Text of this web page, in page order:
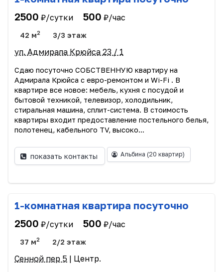
2500 ₽/сутки 500 ₽/час
42 м2 3/3 этаж
ул. Адмирала Крюйса 23 / 1
Сдаю посуточно СОБСТВЕННУЮ квартиру на
Адмирала Крюйса с евро-ремонтом и Wi-Fi . В
квартире все новое: мебель, кухня с посудой и
бытовой техникой, телевизор, холодильник,
стиральная машина, сплит-система. В стоимость
квартиры входит предоставление постельного белья,
полотенец, кабельного TV, высоко...
показать контакты Альбина (20 квартир)
1-комнатная квартира посуточно
2500 ₽/сутки 500 ₽/час
37 м2 2/2 этаж
Сенной пер 5 | Центр.